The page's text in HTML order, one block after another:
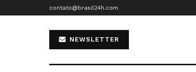
contato@brasil24h.com
NEWSLETTER